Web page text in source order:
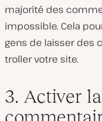
majorité des
impossible. Cela
gens de laisser des
troller votre site.
3. Activer